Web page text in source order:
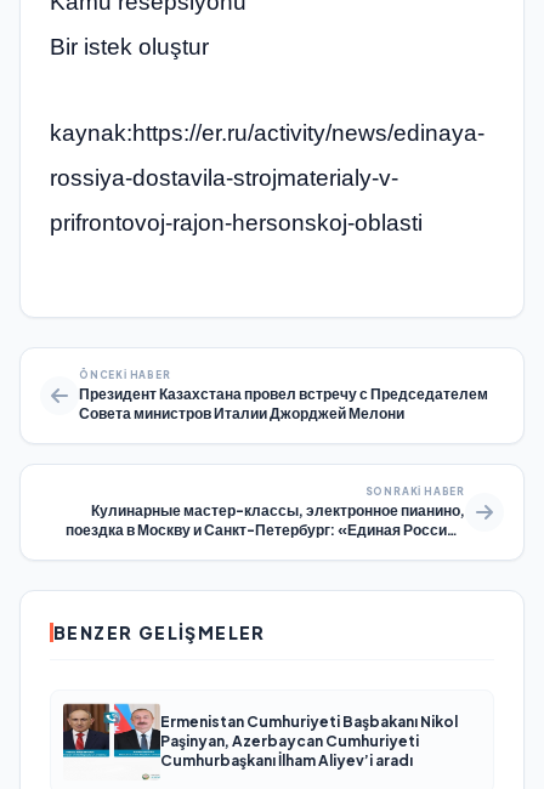
Bir istek oluştur
kaynak:https://er.ru/activity/news/edinaya-
rossiya-dostavila-strojmaterialy-v-
prifrontovoj-rajon-hersonskoj-oblasti
ÖNCEKI HABER
Президент Казахстана провел встречу с Председателем
Совета министров Италии Джорджей Мелони
SONRAKI HABER
Кулинарные мастер-классы, электронное пианино,
поездка в Москву и Санкт-Петербург: «Единая Россия»
BENZER GELIŞMELER
Ermenistan Cumhuriyeti Başbakanı Nikol
Paşinyan, Azerbaycan Cumhuriyeti
Cumhurbaşkanı İlham Aliyev’i aradı